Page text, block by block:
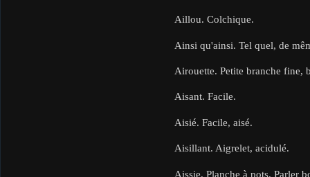
Aillou. Colchique.
Ainsi qu'ainsi. Tel quel, de
Airouette. Petite branche fine,
Aisant. Facile.
Aisié. Facile, aisé.
Aisillant. Aigrelet, acidulé.
Aissie. Planche à pots. Parler